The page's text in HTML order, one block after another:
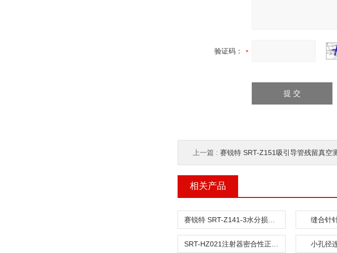
验证码：
上一篇 : 赛锐特 SRT-Z151吸引导管残留真空测试仪 品
相关产品
缝合针
小孔径